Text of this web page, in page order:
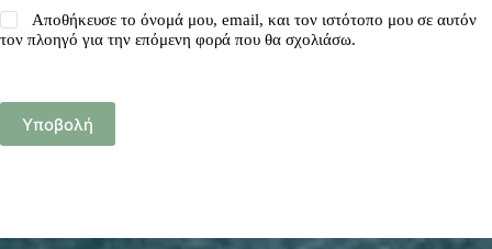
Αποθήκευσε το όνομά μου, email, και τον ιστότοπο μου σε αυτόν
τον πλοηγό για την επόμενη φορά που θα σχολιάσω.
Υποβολή